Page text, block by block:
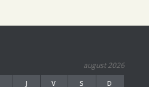
august 2026
J V S D